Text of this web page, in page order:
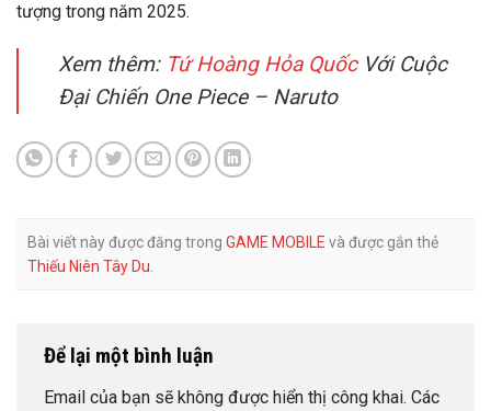
tượng trong năm 2025.
Xem thêm: Tứ Hoàng Hỏa QuốcVới Cuộc
Đại Chiến One Piece – Naruto
Bài viết này được đăng trong GAME MOBILE và được gắn thẻ
Thiếu Niên Tây Du.
Để lại một bình luận
Email của bạn sẽ không được hiển thị công khai. Các